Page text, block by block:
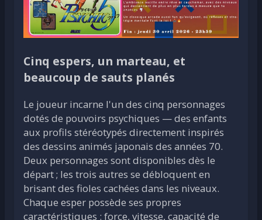
Cinq espers, un marteau, et
beaucoup de sauts planés
Le joueur incarne l'un des cinq personnages
dotés de pouvoirs psychiques — des enfants
aux profils stéréotypés directement inspirés
des dessins animés japonais des années 70.
Deux personnages sont disponibles dès le
départ ; les trois autres se débloquent en
brisant des fioles cachées dans les niveaux.
Chaque esper possède ses propres
caractéristiques : force, vitesse, capacité de